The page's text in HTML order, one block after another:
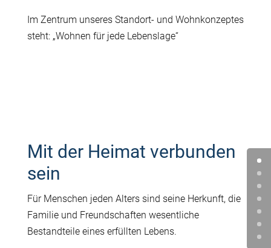
Im Zentrum unseres Standort- und Wohnkonzeptes
steht: „Wohnen für jede Lebenslage“
Mit der Heimat verbunden
sein
Für Menschen jeden Alters sind seine Herkunft, die
Familie und Freundschaften wesentliche
Bestandteile eines erfüllten Lebens.